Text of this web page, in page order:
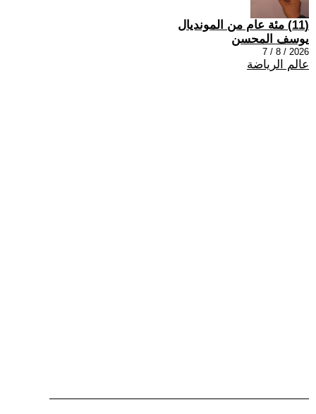
(11) مئة عام من المونديال
يوسف المحسن
2026 / 8 / 7
عالم الرياضة